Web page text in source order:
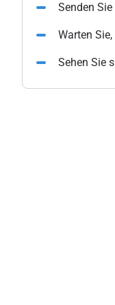
Senden
Warten
Sehen Sie